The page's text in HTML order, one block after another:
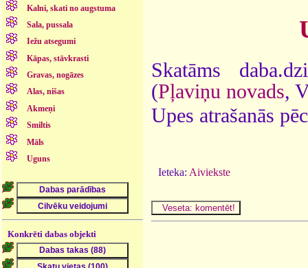
Kalni, skati no augstuma
Sala, pussala
Iežu atsegumi
Kāpas, stāvkrasti
Gravas, nogāzes
Alas, nišas
Akmeņi
Smiltis
Māls
Uguns
Konkrēti dabas objekti
Skatāms
(Pļaviņu novads,
Upes atrašanās
Ieteka: Aiviekste